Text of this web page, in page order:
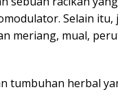
Selain
meriang, mual,
tumbuhan herbal